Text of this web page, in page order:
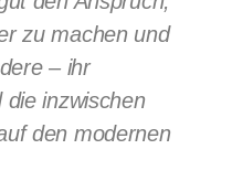
zu machen und
– ihr
die inzwischen
den modernen